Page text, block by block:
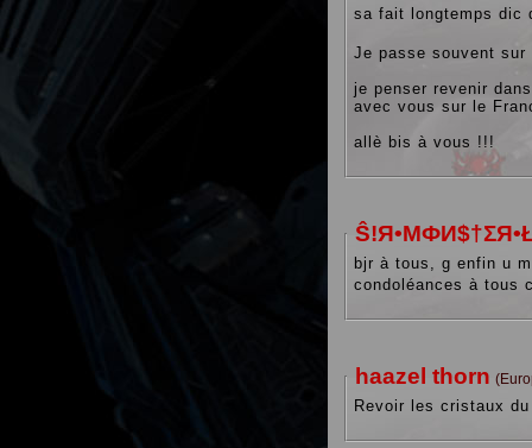
sa fait longtemps dic
Je passe souvent
je penser revenir
avec vous sur le
allè bis à vous !!!
bjr à tous, g enfin u
condoléances à tous
haazel thorn
Revoir les cristaux